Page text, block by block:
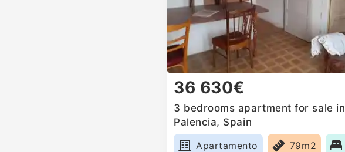
36 630€
3 bedrooms apartment for sale in
Palencia, Spain
Apartamento
79m2